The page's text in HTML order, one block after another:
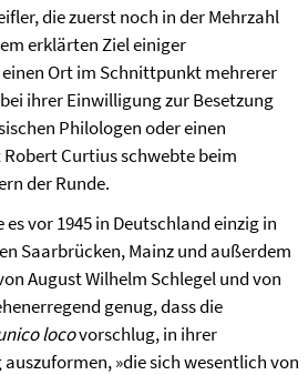
die zuerst noch in der Mehrzahl
erklärten Ziel einiger
Ort im Schnittpunkt mehrerer
ihrer Einwilligung zur Besetzung
Philologen oder einen
Curtius schwebte beim
der Runde.
vor 1945 in Deutschland einzig in
Saarbrücken, Mainz und außerdem
August Wilhelm Schlegel und von
genug, dass die
locovorschlug, in ihrer
»die sich wesentlich von